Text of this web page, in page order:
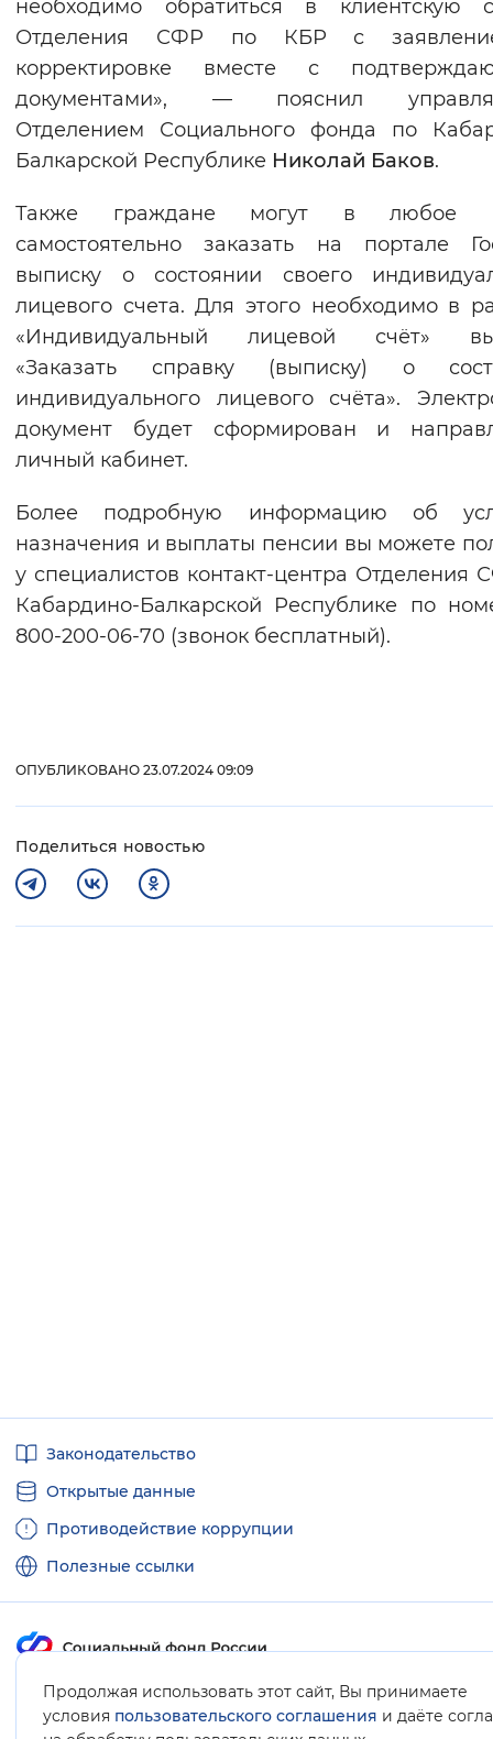
необходимо обратиться в клиентскую
Отделения СФР по КБР с
корректировке вместе с
документами», — пояснил
Отделением Социального фонда по
Балкарской Республике Николай Баков.
Также граждане могут в любое
самостоятельно заказать на портале
выписку о состоянии своего
лицевого счета. Для этого необходимо в
«Индивидуальный лицевой счёт»
«Заказать справку (выписку) о
индивидуального лицевого счёта».
документ будет сформирован и
личный кабинет.
Более подробную информацию об
назначения и выплаты пенсии вы можете
у специалистов контакт-центра Отделения
Кабардино-Балкарской Республике по
800-200-06-70 (звонок бесплатный).
ОПУБЛИКОВАНО 23.07.2024 09:09
Поделиться новостью
Продолжая использовать этот сайт, Вы принимаете
условия пользовательского соглашения и даёте
ссылкиЗаконодательство
Открытые данные
Противодействие коррупции
Полезные ссылки
Карта сайта